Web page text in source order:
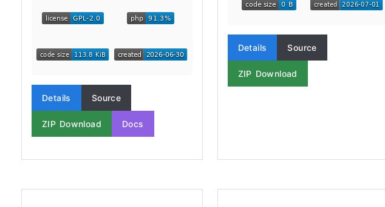
Details Source
ZIP Download Docs
Details Source
ZIP Download